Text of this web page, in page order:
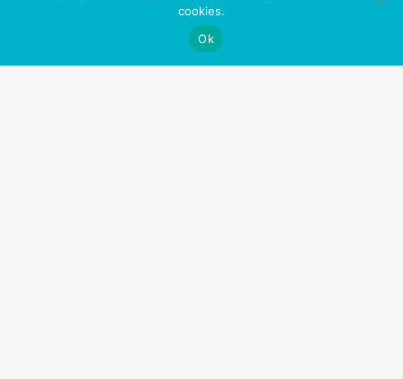
Une peau plus jeune
Un meilleur contrôle de votre vie
Plus d’opportunités professionnelles et sociales
cookies.
Ok